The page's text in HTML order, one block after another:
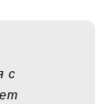
с